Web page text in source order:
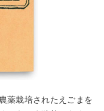
薬栽培されたえごまを